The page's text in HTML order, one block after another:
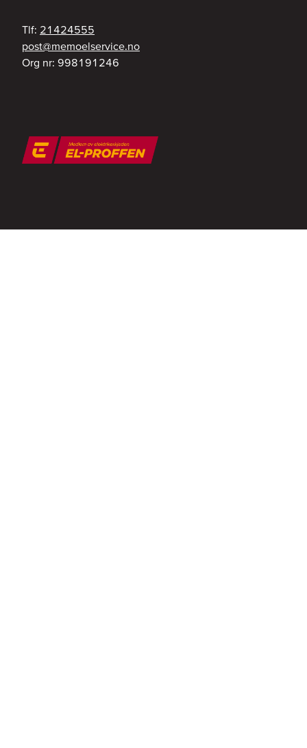
Tlf: 21424555
on.ecivresleomem@tsop
Org nr: 998191246